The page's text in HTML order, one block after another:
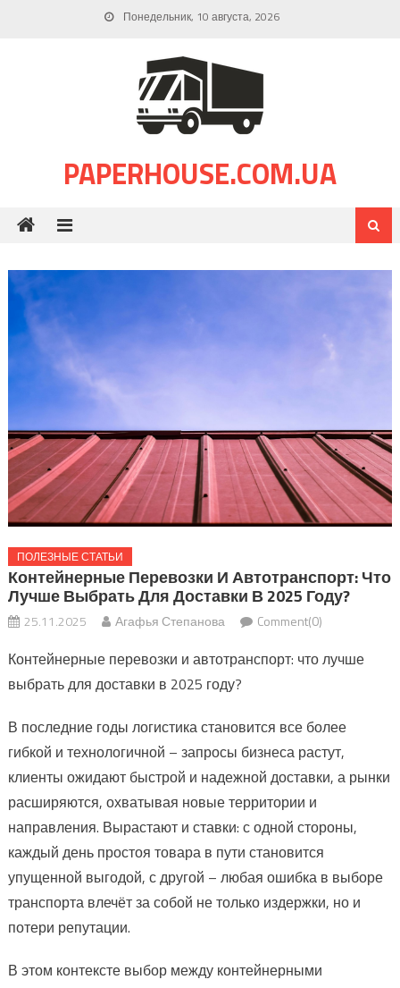
Понедельник, 10 августа, 2026
PAPERHOUSE.COM.UA
ПОЛЕЗНЫЕ СТАТЬИ
Контейнерные Перевозки И Автотранспорт: Что
Лучше Выбрать Для Доставки В 2025 Году?
25.11.2025 Агафья Степанова Comment(0)
Контейнерные перевозки и автотранспорт: что лучше
выбрать для доставки в 2025 году?
В последние годы логистика становится все более
гибкой и технологичной – запросы бизнеса растут,
клиенты ожидают быстрой и надежной доставки, а рынки
расширяются, охватывая новые территории и
направления. Вырастают и ставки: с одной стороны,
каждый день простоя товара в пути становится
упущенной выгодой, с другой – любая ошибка в выборе
транспорта влечёт за собой не только издержки, но и
потери репутации.
В этом контексте выбор между контейнерными